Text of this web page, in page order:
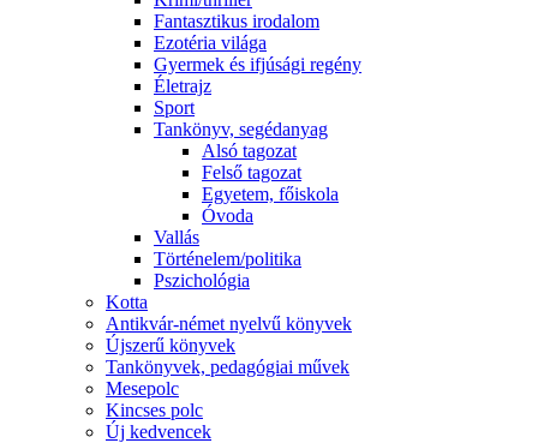
Fantasztikus irodalom
Ezotéria világa
Gyermek és ifjúsági regény
Életrajz
Sport
Tankönyv, segédanyag
Alsó tagozat
Felső tagozat
Egyetem, főiskola
Óvoda
Vallás
Történelem/politika
Pszichológia
Kotta
Antikvár-német nyelvű könyvek
Újszerű könyvek
Tankönyvek, pedagógiai művek
Mesepolc
Kincses polc
Új kedvencek